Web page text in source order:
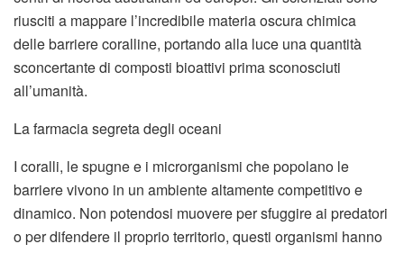
riusciti a mappare l’incredibile materia oscura chimica
delle barriere coralline, portando alla luce una quantità
sconcertante di composti bioattivi prima sconosciuti
all’umanità.
La farmacia segreta degli oceani
I coralli, le spugne e i microrganismi che popolano le
barriere vivono in un ambiente altamente competitivo e
dinamico. Non potendosi muovere per sfuggire ai predatori
o per difendere il proprio territorio, questi organismi hanno